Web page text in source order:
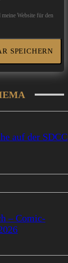
Website für den
auf der SDCC
– Comic-